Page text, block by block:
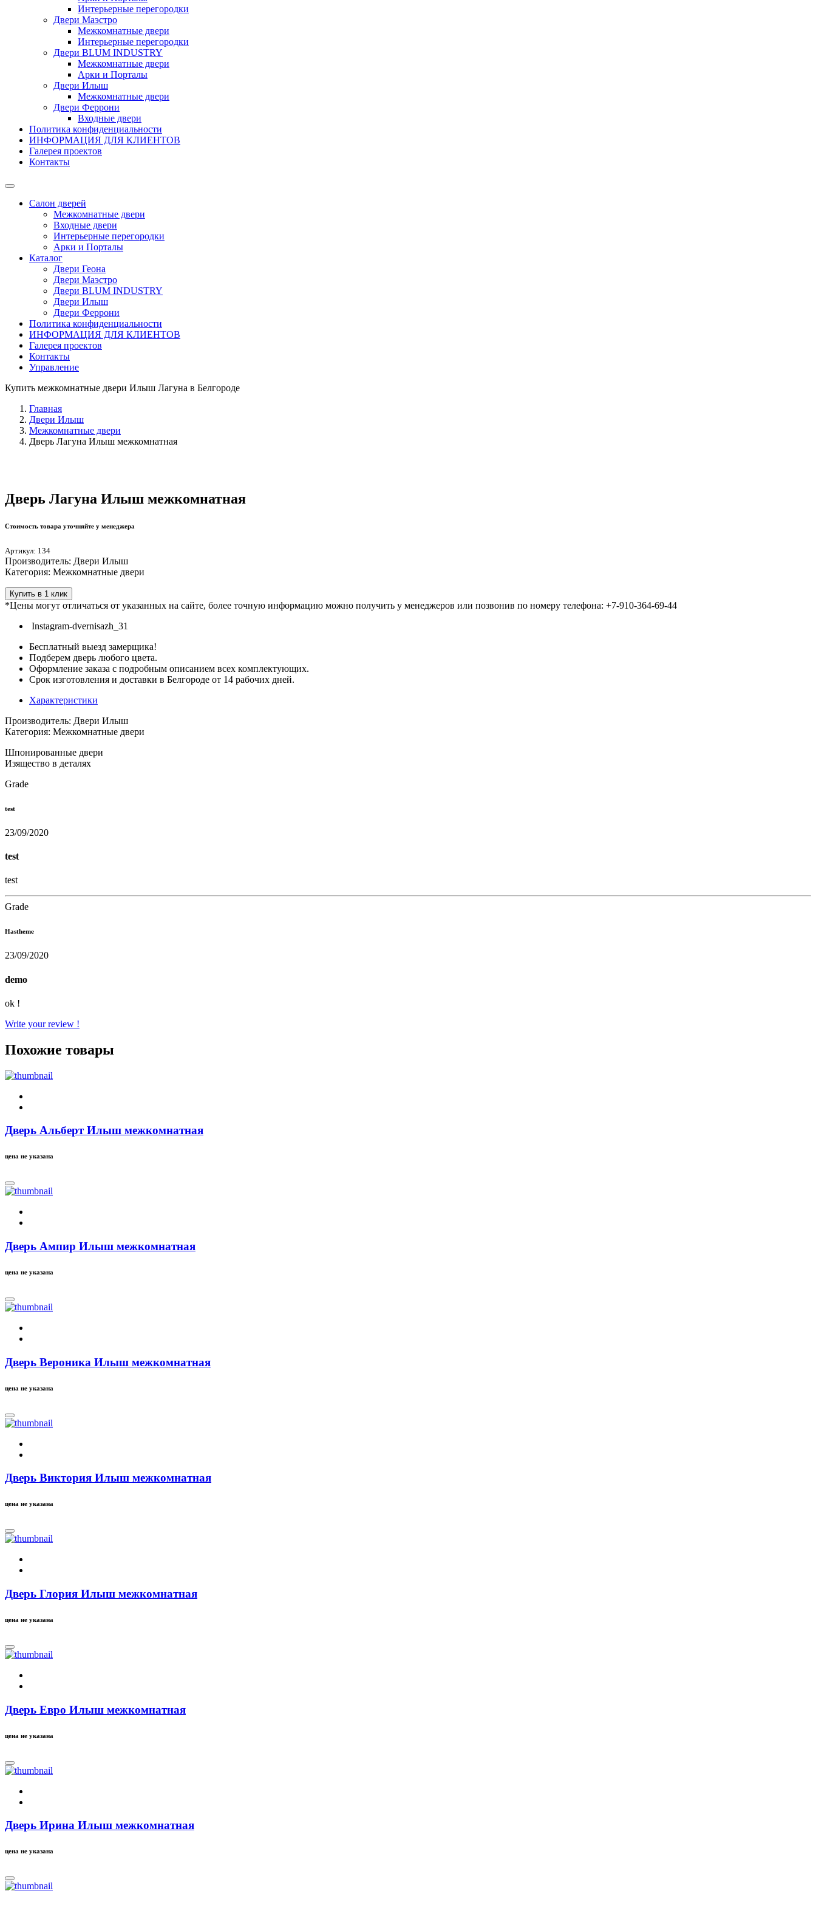
Интерьерные перегородки
Двери Маэстро
Межкомнатные двери
Интерьерные перегородки
Двери BLUM INDUSTRY
Межкомнатные двери
Арки и Порталы
Двери Илыш
Межкомнатные двери
Двери Феррони
Входные двери
Политика конфиденциальности
ИНФОРМАЦИЯ ДЛЯ КЛИЕНТОВ
Галерея проектов
Контакты
Салон дверей
Межкомнатные двери
Входные двери
Интерьерные перегородки
Арки и Порталы
Каталог
Двери Геона
Двери Маэстро
Двери BLUM INDUSTRY
Двери Илыш
Двери Феррони
Политика конфиденциальности
ИНФОРМАЦИЯ ДЛЯ КЛИЕНТОВ
Галерея проектов
Контакты
Управление
Купить межкомнатные двери Илыш Лагуна в Белгороде
Главная
Двери Илыш
Межкомнатные двери
Дверь Лагуна Илыш межкомнатная
Дверь Лагуна Илыш межкомнатная
Стоимость товара уточняйте у менеджера
Артикул: 134
Производитель: Двери Илыш
Категория: Межкомнатные двери
Купить в 1 клик
*Цены могут отличаться от указанных на сайте, более точную информацию можно получить у менеджеров или позвонив по номеру телефона: +7-910-364-69-44
Instagram-dvernisazh_31
Бесплатный выезд замерщика!
Подберем дверь любого цвета.
Оформление заказа с подробным описанием всех комплектующих.
Срок изготовления и доставки в Белгороде от 14 рабочих дней.
Характеристики
Производитель: Двери Илыш
Категория: Межкомнатные двери
Шпонированные двери
Изящество в деталях
Grade
test
23/09/2020
test
test
Grade
Hastheme
23/09/2020
demo
ok !
Write your review !
Похожие товары
Дверь Альберт Илыш межкомнатная
цена не указана
Дверь Ампир Илыш межкомнатная
цена не указана
Дверь Вероника Илыш межкомнатная
цена не указана
Дверь Виктория Илыш межкомнатная
цена не указана
Дверь Глория Илыш межкомнатная
цена не указана
Дверь Евро Илыш межкомнатная
цена не указана
Дверь Ирина Илыш межкомнатная
цена не указана